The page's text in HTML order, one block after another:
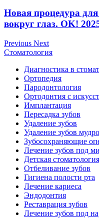
Новая процедура
вокруг глаз. OK!
Previous Next
Стоматология
Диагностика в
Ортопедия
Пародонтология
Ортодонтия с
Имплантация
Пересадка зубов
Удаление зубов
Удаление зубов
Зубосохраняющие
Лечение зубов под
Детская стоматология
Отбеливание зубов
Гигиена полости рта
Лечение кариеса
Эндодонтия
Реставрация зубов
Лечение зубов под